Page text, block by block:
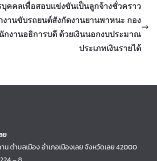
คคลเพื่อสอบแข่งขันเป็นลูกจ้างชั่วคราว
านขับรถยนต์สังกัดงานยานพาหนะ กอง
กงานอธิการบดี ด้วยเงินนอกงบประมาณ
ประเภทเงินรายได้
ย
น ตำบลเมือง อำเภอเมืองเลย จังหวัดเลย 42000